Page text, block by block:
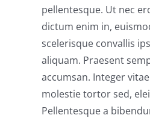
pellentesque. Ut nec
dictum enim in,
scelerisque convallis
aliquam. Praesent
accumsan. Integer
molestie tortor sed,
Pellentesque a